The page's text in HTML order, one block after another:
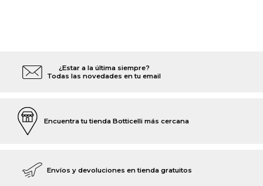
¿Estar a la última siempre?
Todas las novedades en tu email
Encuentra tu tienda Botticelli más cercana
Envíos y devoluciones en tienda gratuitos